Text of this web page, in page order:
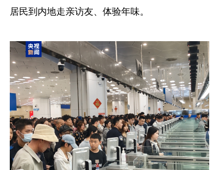
居民到内地走亲访友、体验年味。